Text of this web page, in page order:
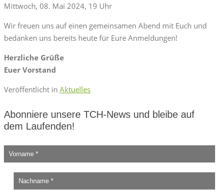
Mittwoch, 08. Mai 2024, 19 Uhr
Wir freuen uns auf einen gemeinsamen Abend mit Euch und
bedanken uns bereits heute für Eure Anmeldungen!
Herzliche Grüße
Euer Vorstand
Veröffentlicht in Aktuelles
Abonniere unsere TCH-News und bleibe auf
dem Laufenden!